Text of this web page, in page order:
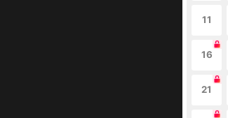
11
16
21